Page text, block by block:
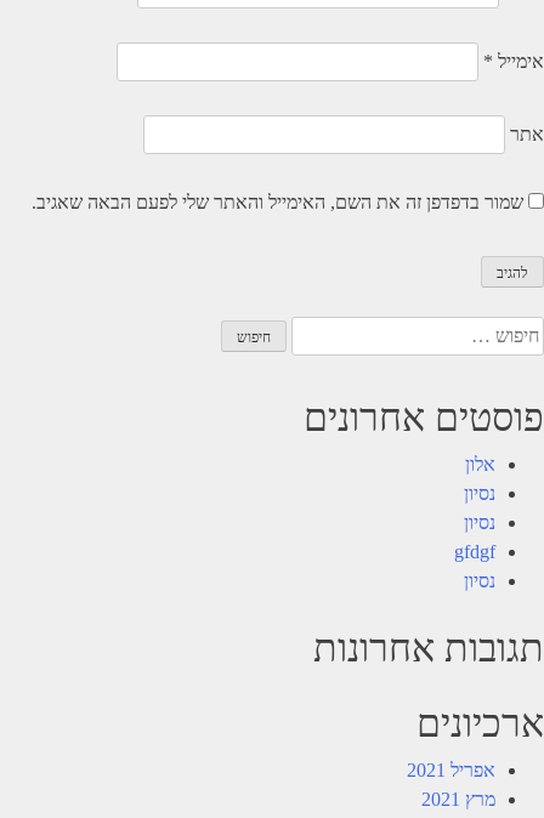
אימייל *
אתר
שמור בדפדפן זה את השם, האימייל והאתר שלי לפעם הבאה שאגיב.
חיפוש:
פוסטים אחרונים
אלון
נסיון
נסיון
gfdgf
נסיון
תגובות אחרונות
ארכיונים
אפריל 2021
מרץ 2021